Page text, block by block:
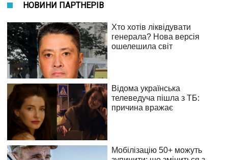
НОВИНИ ПАРТНЕРІВ